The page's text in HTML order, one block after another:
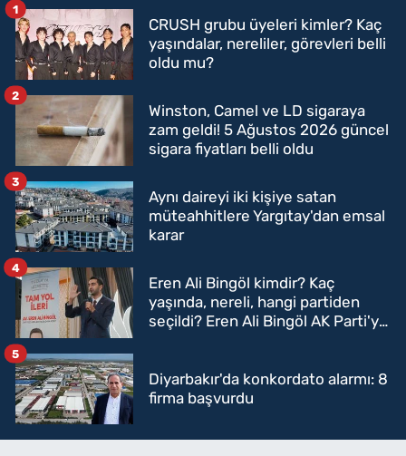
CRUSH grubu üyeleri kimler? Kaç
yaşındalar, nereliler, görevleri belli
oldu mu?
1
Winston, Camel ve LD sigaraya
zam geldi! 5 Ağustos 2026 güncel
sigara fiyatları belli oldu
2
Aynı daireyi iki kişiye satan
müteahhitlere Yargıtay'dan emsal
karar
3
Eren Ali Bingöl kimdir? Kaç
yaşında, nereli, hangi partiden
seçildi? Eren Ali Bingöl AK Parti'ye
4
Diyarbakır'da konkordato alarmı: 8
firma başvurdu
5